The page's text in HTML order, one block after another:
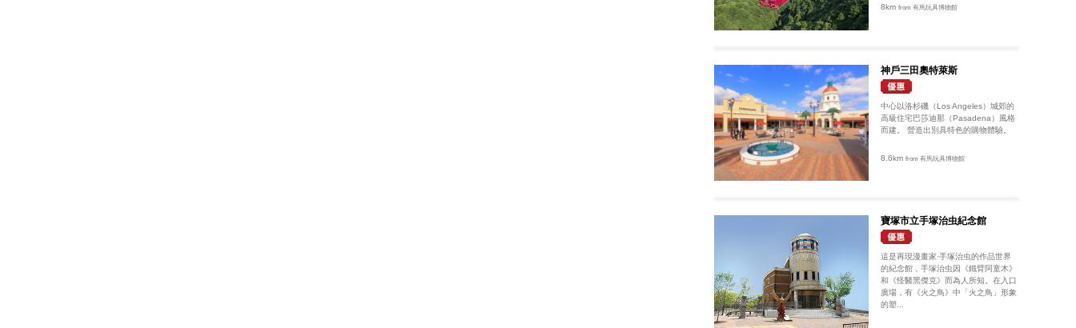
8kmfrom 有馬玩具博物館
神戶三田奧特萊斯
中心以洛杉磯（Los Angeles）城郊的
高級住宅巴莎迪那（Pasadena）風格
而建。 營造出別具特色的購物體驗。
8.6kmfrom 有馬玩具博物館
寶塚市立手塚治虫紀念館
這是再現漫畫家·手塚治虫的作品世界
的紀念館，手塚治虫因《鐵臂阿童木》
和《怪醫黑傑克》而為人所知。在入口
廣場，有《火之鳥》中「火之鳥」形象
的塑...